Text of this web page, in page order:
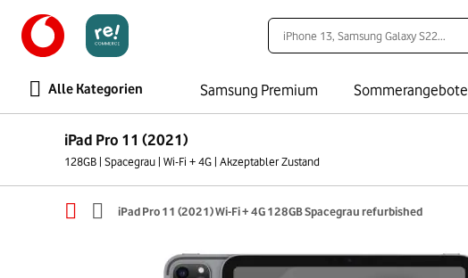
Alle Kategorien Samsung Premium Sommerangebote
iPad Pro 11 (2021)
128GB | Spacegrau | Wi-Fi + 4G | Akzeptabler Zustand
iPad Pro 11 (2021) Wi-Fi + 4G 128GB Spacegrau refurbished